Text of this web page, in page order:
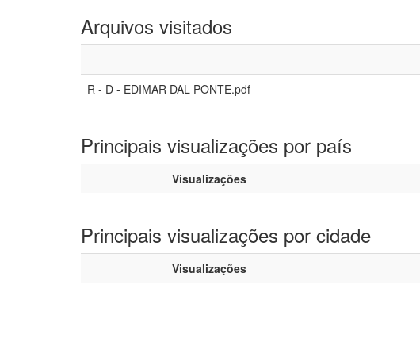
Arquivos visitados
R - D - EDIMAR DAL PONTE.pdf
Principais visualizações por país
Visualizações
Principais visualizações por cidade
Visualizações